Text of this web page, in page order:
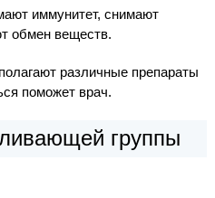
иммунитет, снимают
обмен веществ.
различные препараты
поможет врач.
группы